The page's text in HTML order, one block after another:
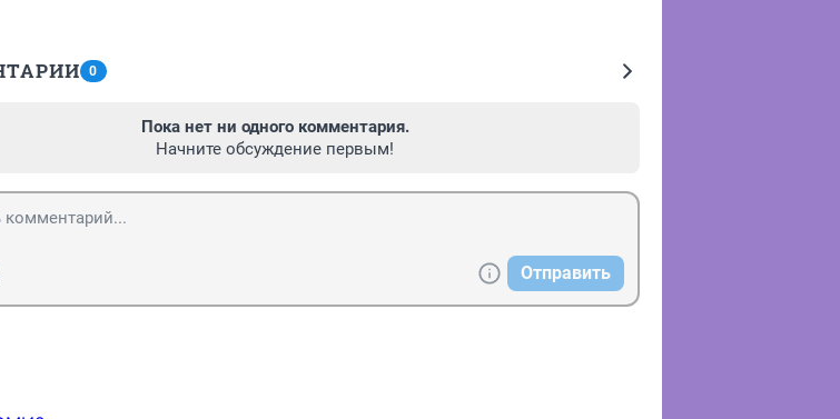
0
Пока нет ни одного комментария.
Начните обсуждение первым!
Отправить